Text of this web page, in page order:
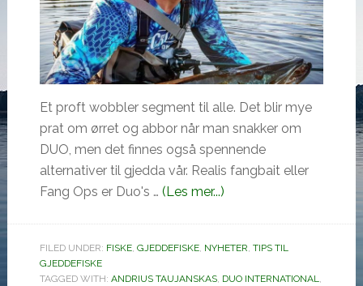
Et proft wobbler segment til alle. Det blir mye
prat om ørret og abbor når man snakker om
DUO, men det finnes også spennende
alternativer til gjedda vår. Realis fangbait eller
Fang Ops er Duo's … (Les mer...)omGjeddagn,
slett
for
FILED UNDER: FISKE, GJEDDEFISKE, NYHETER, TIPS TIL
GJEDDEFISKE
TAGGED WITH: ANDRIUS TAUJANSKAS, DUO INTERNATIONAL,